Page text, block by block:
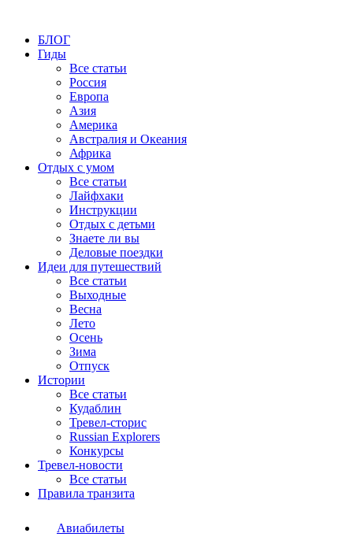
БЛОГ
Гиды
Все статьи
Россия
Европа
Азия
Америка
Австралия и Океания
Африка
Отдых с умом
Все статьи
Лайфхаки
Инструкции
Отдых с детьми
Знаете ли вы
Деловые поездки
Идеи для путешествий
Все статьи
Выходные
Весна
Лето
Осень
Зима
Отпуск
Истории
Все статьи
Кудаблин
Тревел-сторис
Russian Explorers
Конкурсы
Тревел-новости
Все статьи
Правила транзита
Авиабилеты